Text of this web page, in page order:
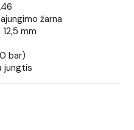
žarna
mm
bar)
jungtis